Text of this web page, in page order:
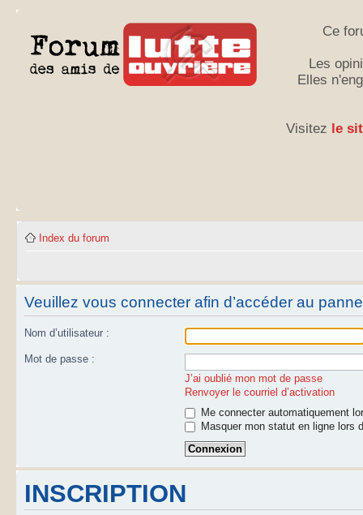
Ce
Les
Elles
Visitez le
Index du forum
Veuillez vous connecter afin d’accéder au
Nom d’utilisateur :
Mot de passe :
J’ai oublié mon mot de passe
Renvoyer le courriel d’activation
Me connecter automatiquement
Masquer mon statut en ligne lors
INSCRIPTION